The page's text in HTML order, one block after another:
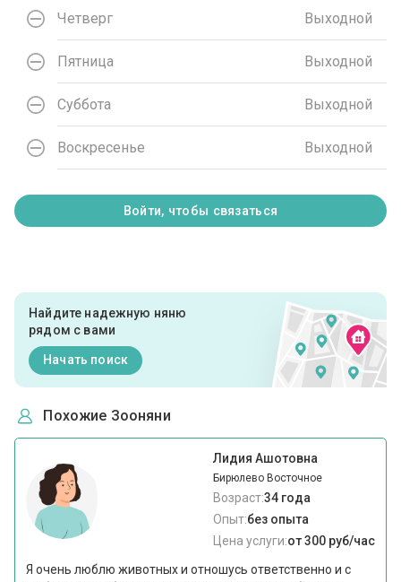
Четверг Выходной
Пятница Выходной
Суббота Выходной
Воскресенье Выходной
Войти, чтобы связаться
Найдите надежную няню
рядом с вами
Начать поиск
Похожие Зооняни
Лидия Ашотовна
Бирюлево Восточное
Возраст:34 года
Опыт:без опыта
Цена услуги:от 300 руб/час
Я очень люблю животных и отношусь ответственно и с